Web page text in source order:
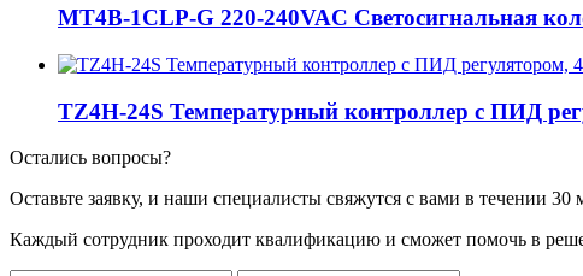
MT4B-1CLP-G 220-240VAC Светосигнальная
TZ4H-24S Температурный контроллер с ПИД
Остались вопросы?
Оставьте заявку, и наши специалисты свяжутся с вами в течении 30
Каждый сотрудник проходит квалификацию и сможет помочь в